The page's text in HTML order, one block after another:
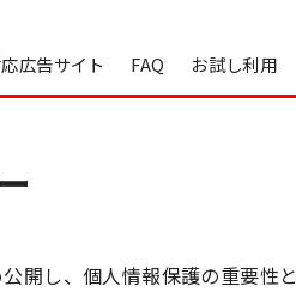
広告サイト FAQ お試し利用
開し、個人情報保護の重要性と